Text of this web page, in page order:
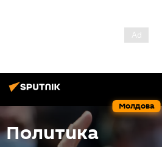
Молдова
Политика